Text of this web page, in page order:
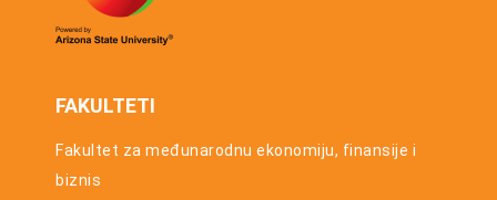
FAKULTETI
Fakultet za međunarodnu ekonomiju, finansije i
biznis